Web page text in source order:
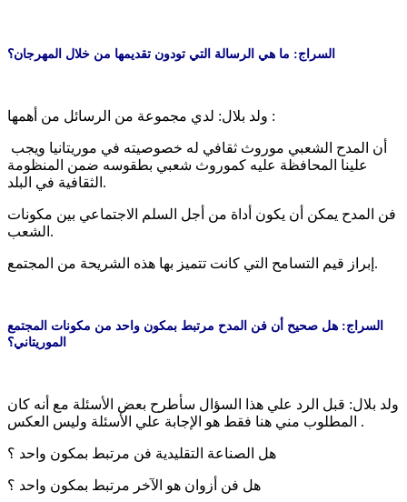
السراج: ما هي الرسالة التي تودون تقديمها من خلال المهرجان؟
ولد بلال: لدي مجموعة من الرسائل من أهمها :
علينا المحافظة عليه كموروث شعبي بطقوسه ضمن المنظومة
الثقافية في البلد.
فن المدح يمكن أن يكون أداة من أجل السلم الاجتماعي بين مكونات
الشعب.
إبراز قيم التسامح التي كانت تتميز بها هذه الشريحة من المجتمع.
السراج: هل صحيح أن فن المدح مرتبط بمكون واحد من مكونات المجتمع
الموريتاني؟
ولد بلال: قبل الرد علي هذا السؤال سأطرح بعض الأسئلة مع أنه كان
المطلوب مني هنا فقط هو الإجابة علي الأسئلة وليس العكس .
هل الصناعة التقليدية فن مرتبط بمكون واحد ؟
هل فن أزوان هو الآخر مرتبط بمكون واحد ؟